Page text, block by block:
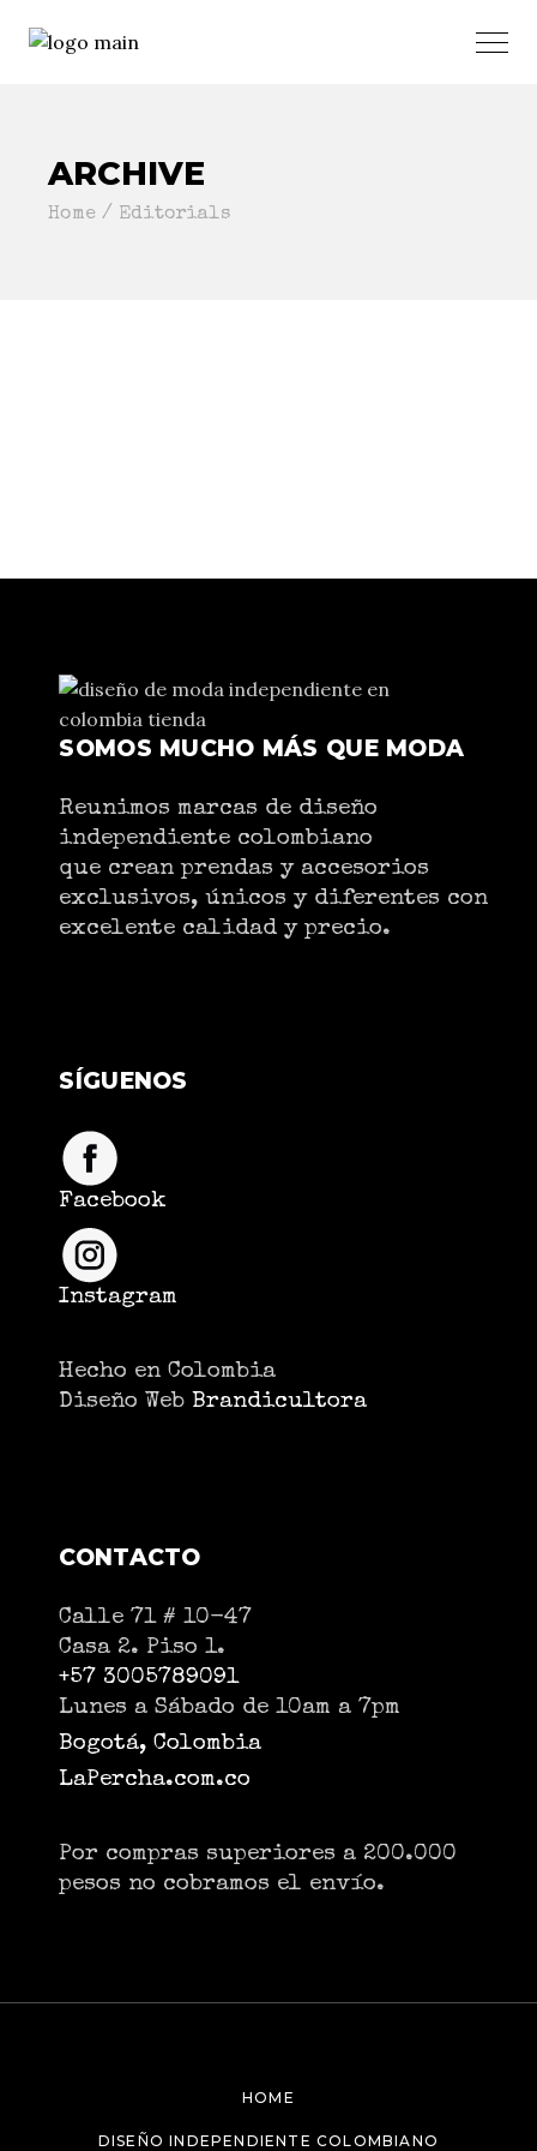
ARCHIVE
Home Editorials
SOMOS MUCHO MÁS QUE MODA
Reunimos marcas de diseño
independiente colombiano
que crean prendas y accesorios
exclusivos, únicos y diferentes con
excelente calidad y precio.
SÍGUENOS
Facebook
Instagram
Hecho en Colombia
Diseño Web Brandicultora
CONTACTO
Calle 71 # 10-47
Casa 2. Piso 1.
+57 3005789091
Lunes a Sábado de 10am a 7pm
Bogotá, Colombia
LaPercha.com.co
Por compras superiores a 200.000
pesos no cobramos el envío.
HOME
DISEÑO INDEPENDIENTE COLOMBIANO